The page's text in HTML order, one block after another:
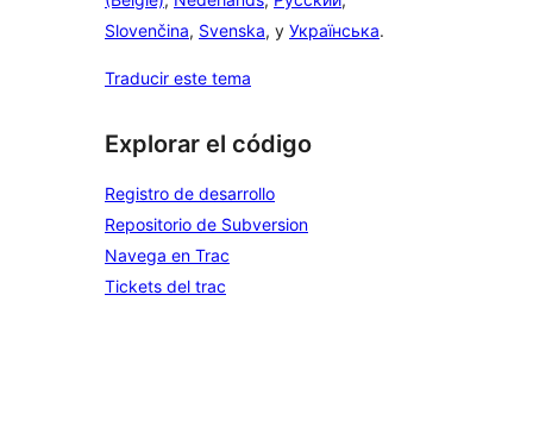
Slovenčina, Svenska, y Українська.
Traducir este tema
Explorar el código
Registro de desarrollo
Repositorio de Subversion
Navega en Trac
Tickets del trac